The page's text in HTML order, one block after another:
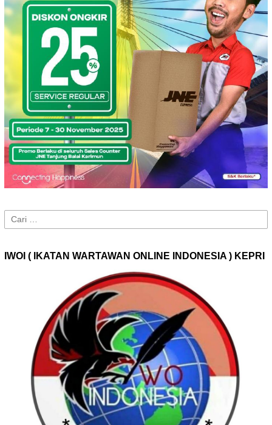
Cari
untuk:
IWOI ( IKATAN WARTAWAN ONLINE INDONESIA ) KEPRI